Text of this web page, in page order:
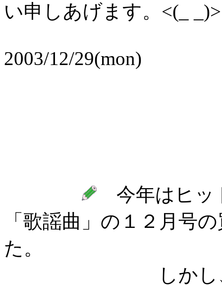
い申しあげます。 <(_
2003/12/
今年はヒッ
「歌謡曲」の１２月号
た。
しかし、１２